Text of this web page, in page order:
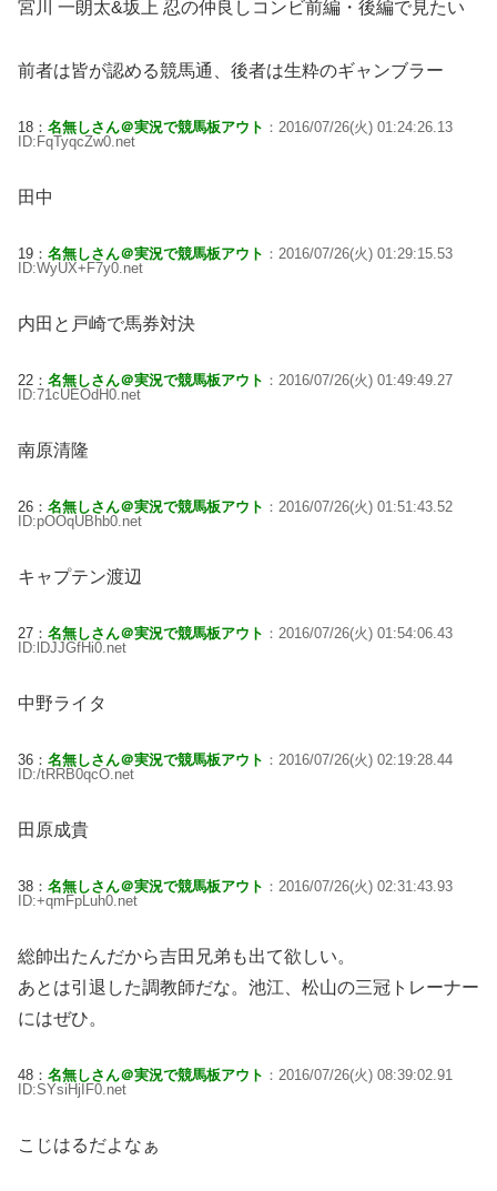
宮川 一朗太&坂上 忍の仲良しコンビ前編・後編で見たい
前者は皆が認める競馬通、後者は生粋のギャンブラー
18： 名無しさん＠実況で競馬板アウト ：2016/07/26(火) 01:24:26.13
ID:FqTyqcZw0.net
田中
19： 名無しさん＠実況で競馬板アウト ：2016/07/26(火) 01:29:15.53
ID:WyUX+F7y0.net
内田と戸崎で馬券対決
22： 名無しさん＠実況で競馬板アウト ：2016/07/26(火) 01:49:49.27
ID:71cUEOdH0.net
南原清隆
26： 名無しさん＠実況で競馬板アウト ：2016/07/26(火) 01:51:43.52
ID:pOOqUBhb0.net
キャプテン渡辺
27： 名無しさん＠実況で競馬板アウト ：2016/07/26(火) 01:54:06.43
ID:lDJJGfHi0.net
中野ライタ
36： 名無しさん＠実況で競馬板アウト ：2016/07/26(火) 02:19:28.44
ID:/tRRB0qcO.net
田原成貴
38： 名無しさん＠実況で競馬板アウト ：2016/07/26(火) 02:31:43.93
ID:+qmFpLuh0.net
総帥出たんだから吉田兄弟も出て欲しい。
あとは引退した調教師だな。池江、松山の三冠トレーナー
にはぜひ。
48： 名無しさん＠実況で競馬板アウト ：2016/07/26(火) 08:39:02.91
ID:SYsiHjIF0.net
こじはるだよなぁ